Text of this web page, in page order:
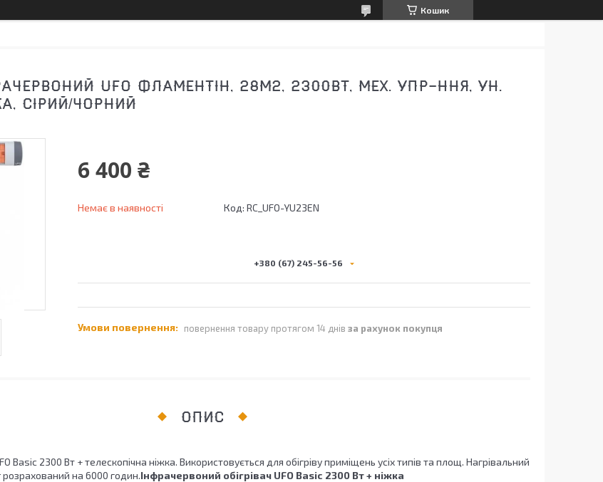
Кошик
UFO ФЛАМЕНТІН, 28М2, 2300ВТ, МЕХ. УПР-ННЯ, УН.
СІРИЙ/ЧОРНИЙ
6 400 ₴
Немає в наявності Код: RC_UFO-YU23EN
+380 (67) 245-56-56
повернення товару протягом 14 днів за рахунок покупця
ОПИС
Basic 2300 Вт + телескопічна ніжка. Використовується для обігріву приміщень усіх типів та площ. Нагрівальний
на 6000 годин.Інфрачервоний обігрівач UFO Basic 2300 Вт + ніжка